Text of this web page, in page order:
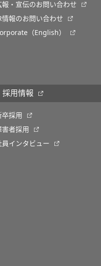
報・宣伝のお問い合わせ
情報のお問い合わせ
（English）
採用情報
卒採用
害者採用
員インタビュー